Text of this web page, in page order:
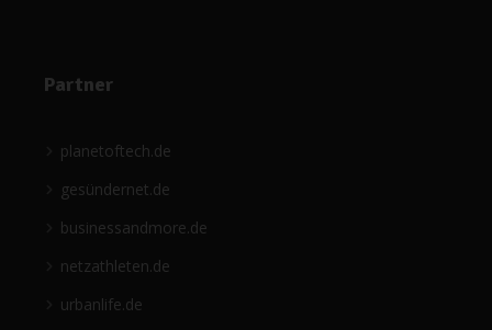
Partner
planetoftech.de
gesündernet.de
businessandmore.de
netzathleten.de
urbanlife.de